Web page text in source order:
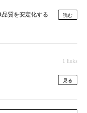
質を安定化する
読む
1 links
見る